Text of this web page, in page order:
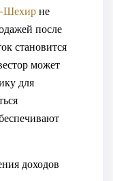
не
после
становится
может
для
доходов